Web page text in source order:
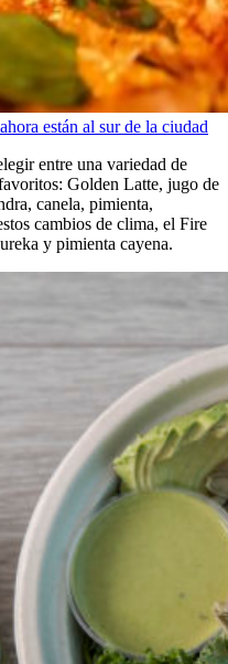
están al sur de la ciudad
entre una variedad de
Golden Latte, jugo de
canela, pimienta,
cambios de clima, el Fire
y pimienta cayena.